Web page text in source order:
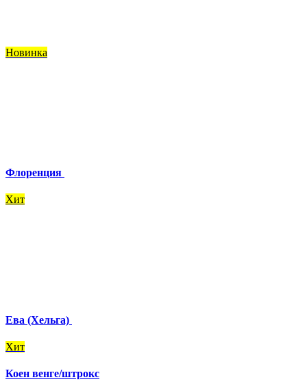
Новинка
Флоренция
Хит
Ева (Хельга)
Хит
Коен венге/штрокс